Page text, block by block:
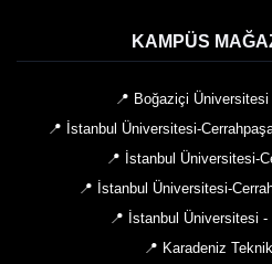
KAMPÜS
📍 Boğaziçi
📍 İstanbul Üniversitesi-
📍 İstanbul Üniversitesi-
📍 İstanbul Üniversitesi-
📍 İstanbul Üniversitesi -
📍 Karadeniz